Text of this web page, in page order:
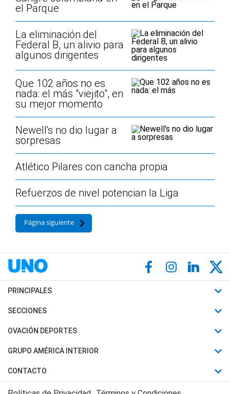
el Parque
La eliminación del
Federal B, un alivio para
algunos dirigentes
Que 102 años no es
nada: el más "viejito", en
su mejor momento
Newell's no dio lugar a
sorpresas
Atlético Pilares con cancha propia
Refuerzos de nivel potencian la Liga
Página siguiente
PRINCIPALES
Últimas Noticias
Política
Judiciales
SECCIONES
Horóscopo
Motores
Trucos caseros
OVACIÓN DEPORTES
Fútbol
Mundial
Automovilismo
GRUPO AMÉRICA INTERIOR
Canal 7 en Vivo
CONTACTO
Acerca de Nosotros